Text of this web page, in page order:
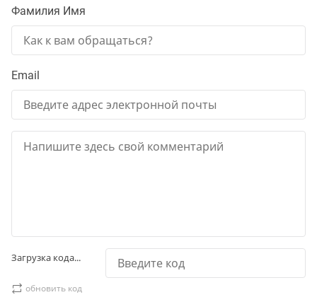
Фамилия Имя
Email
Загрузка кода...
обновить код